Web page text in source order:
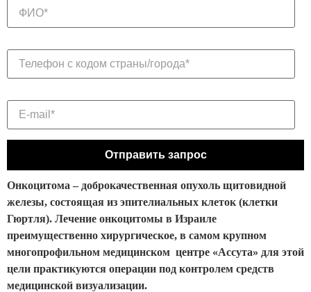
Онкоцитома – доброкачественная опухоль щитовидной
железы, состоящая из эпителиальных клеток (клетки
Гюртля). Лечение онкоцитомы в Израиле
преимущественно хирургическое, в самом крупном
многопрофильном медицинском центре «Ассута» для этой
цели практикуются операции под контролем средств
медицинской визуализации.